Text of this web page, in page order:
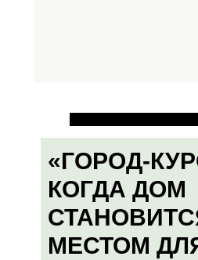
«ГОРОД-
КОГДА ДОМ
МЕСТОМ